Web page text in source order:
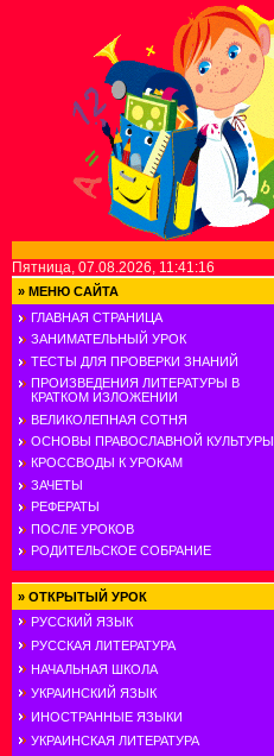
Пятница, 07.08.2026, 11:41:16
» МЕНЮ САЙТА
ГЛАВНАЯ СТРАНИЦА
ЗАНИМАТЕЛЬНЫЙ УРОК
ТЕСТЫ ДЛЯ ПРОВЕРКИ ЗНАНИЙ
ПРОИЗВЕДЕНИЯ ЛИТЕРАТУРЫ В
КРАТКОМ ИЗЛОЖЕНИИ
ВЕЛИКОЛЕПНАЯ СОТНЯ
ОСНОВЫ ПРАВОСЛАВНОЙ КУЛЬТУРЫ
КРОССВОДЫ К УРОКАМ
ЗАЧЕТЫ
РЕФЕРАТЫ
ПОСЛЕ УРОКОВ
РОДИТЕЛЬСКОЕ СОБРАНИЕ
» ОТКРЫТЫЙ УРОК
РУССКИЙ ЯЗЫК
РУССКАЯ ЛИТЕРАТУРА
НАЧАЛЬНАЯ ШКОЛА
УКРАИНСКИЙ ЯЗЫК
ИНОСТРАННЫЕ ЯЗЫКИ
УКРАИНСКАЯ ЛИТЕРАТУРА